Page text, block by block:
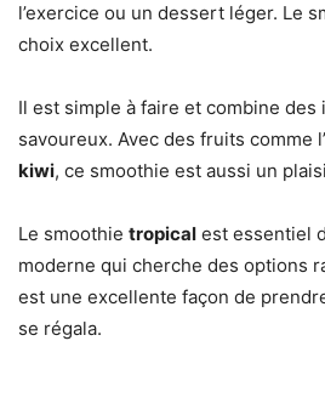
l’exercice ou un dessert léger. Le
choix excellent.
Il est simple à faire et combine
savoureux. Avec des fruits comme
kiwi, ce smoothie est aussi un
Le smoothie tropical est essentiel
moderne qui cherche des options
est une excellente façon de
se régala.